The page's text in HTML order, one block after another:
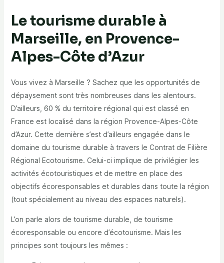
Le tourisme durable à
Marseille, en Provence-
Alpes-Côte d’Azur
Vous vivez à Marseille ? Sachez que les opportunités de
dépaysement sont très nombreuses dans les alentours.
D’ailleurs, 60 % du territoire régional qui est classé en
France est localisé dans la région Provence-Alpes-Côte
d’Azur. Cette dernière s’est d’ailleurs engagée dans le
domaine du tourisme durable à travers le Contrat de Filière
Régional Ecotourisme. Celui-ci implique de privilégier les
activités écotouristiques et de mettre en place des
objectifs écoresponsables et durables dans toute la région
(tout spécialement au niveau des espaces naturels).
L’on parle alors de tourisme durable, de tourisme
écoresponsable ou encore d’écotourisme. Mais les
principes sont toujours les mêmes :